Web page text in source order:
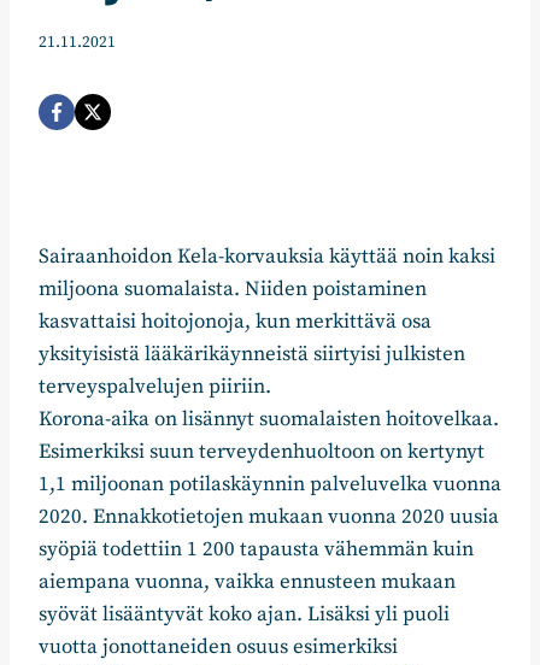
21.11.2021
Sairaanhoidon Kela-korvauksia käyttää noin kaksi
miljoona suomalaista. Niiden poistaminen
kasvattaisi hoitojonoja, kun merkittävä osa
yksityisistä lääkärikäynneistä siirtyisi julkisten
terveyspalvelujen piiriin.
Korona-aika on lisännyt suomalaisten hoitovelkaa.
Esimerkiksi suun terveydenhuoltoon on kertynyt
1,1 miljoonan potilaskäynnin palveluvelka vuonna
2020. Ennakkotietojen mukaan vuonna 2020 uusia
syöpiä todettiin 1 200 tapausta vähemmän kuin
aiempana vuonna, vaikka ennusteen mukaan
syövät lisääntyvät koko ajan. Lisäksi yli puoli
vuotta jonottaneiden osuus esimerkiksi